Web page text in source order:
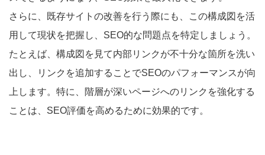
さらに、既存サイトの改善を行う際にも、この構成図を活
用して現状を把握し、SEO的な問題点を特定しましょう。
たとえば、構成図を見て内部リンクが不十分な箇所を洗い
出し、リンクを追加することでSEOのパフォーマンスが向
上します。特に、階層が深いページへのリンクを強化する
ことは、SEO評価を高めるために効果的です。